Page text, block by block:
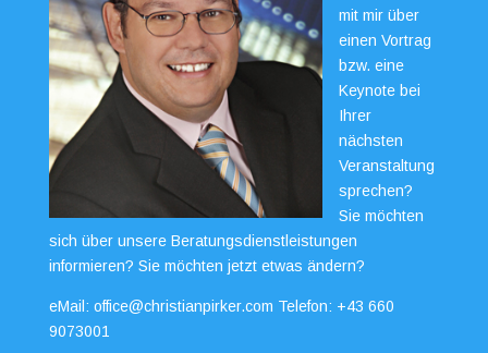
mit mir über
einen Vortrag
bzw. eine
Keynote bei
Ihrer
nächsten
Veranstaltung
sprechen?
Sie möchten
sich über unsere Beratungsdienstleistungen
informieren? Sie möchten jetzt etwas ändern?
eMail: office@christianpirker.com Telefon: +43 660
9073001